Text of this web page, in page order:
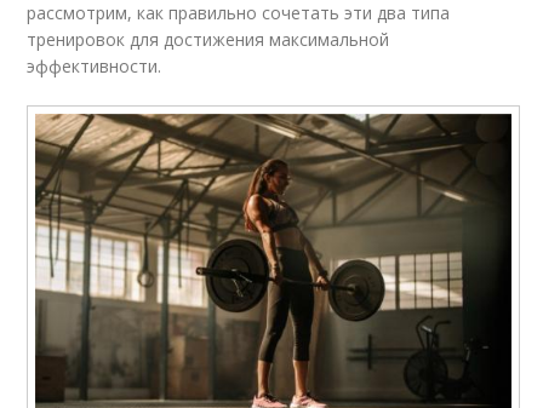
рассмотрим, как правильно сочетать эти два типа
тренировок для достижения максимальной
эффективности.